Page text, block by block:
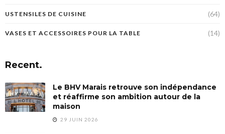
USTENSILES DE CUISINE (64)
VASES ET ACCESSOIRES POUR LA TABLE (14)
Recent.
Le BHV Marais retrouve son indépendance
et réaffirme son ambition autour de la
maison
29 JUIN 2026